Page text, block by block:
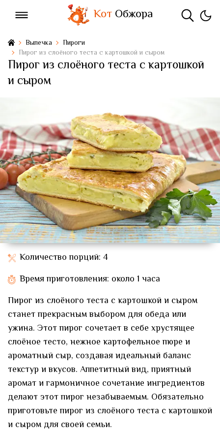
КотОбжора
Выпечка
Пироги
Пирог из слоёного теста с картошкой и сыром
Пирог из слоёного теста с картошкой
и сыром
Количество порций: 4
Время приготовления: около 1 часа
Пирог из слоёного теста с картошкой и сыром
станет прекрасным выбором для обеда или
ужина. Этот пирог сочетает в себе хрустящее
слоёное тесто, нежное картофельное пюре и
ароматный сыр, создавая идеальный баланс
текстур и вкусов. Аппетитный вид, приятный
аромат и гармоничное сочетание ингредиентов
делают этот пирог незабываемым. Обязательно
приготовьте пирог из слоёного теста с картошкой
и сыром для своей семьи.